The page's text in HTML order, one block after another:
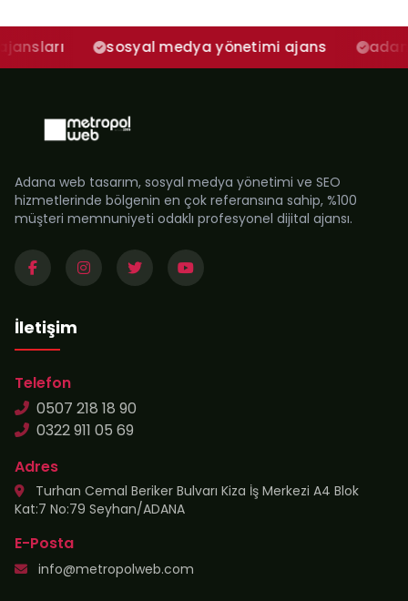
sosyal medya yönetimi ajans adana sosyal
Adana web tasarım, sosyal medya yönetimi ve SEO
hizmetlerinde bölgenin en çok referansına sahip, %100
müşteri memnuniyeti odaklı profesyonel dijital ajansı.
İletişim
Telefon
0507 218 18 90
0322 911 05 69
Adres
Turhan Cemal Beriker Bulvarı Kiza İş Merkezi A4 Blok
Kat:7 No:79 Seyhan/ADANA
E-Posta
info@metropolweb.com